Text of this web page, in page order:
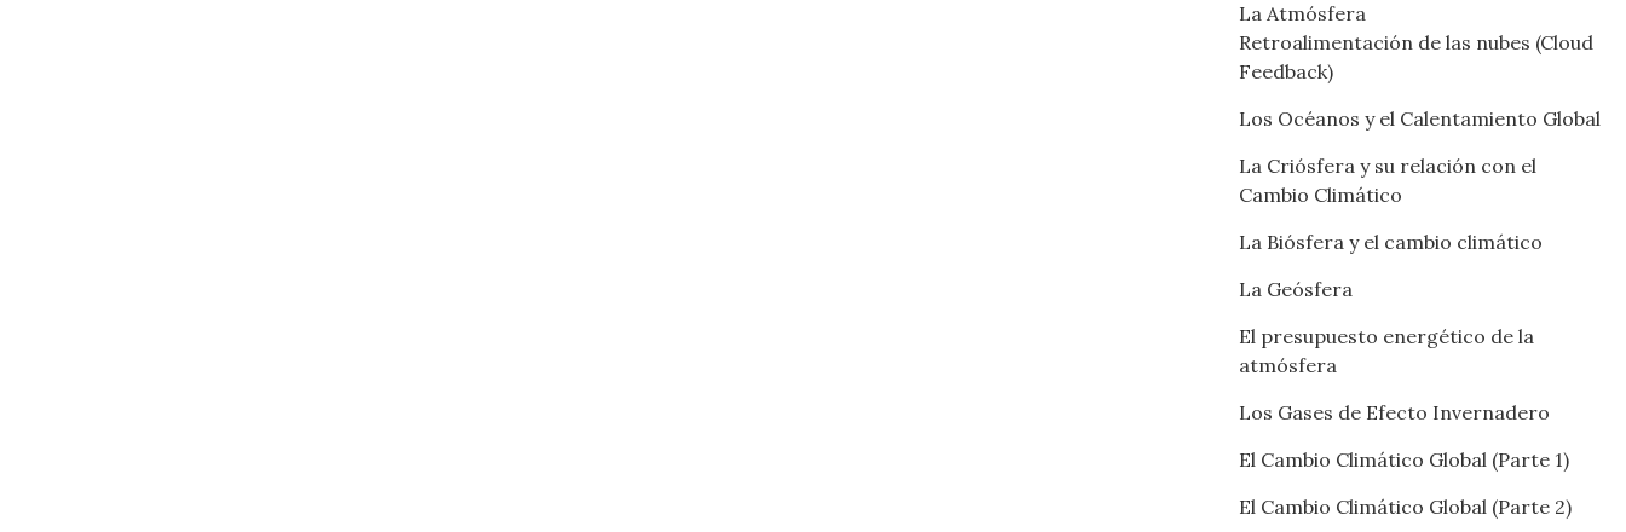
La Atmósfera
Retroalimentación de las nubes (Cloud
Feedback)
Los Océanos y el Calentamiento Global
La Criósfera y su relación con el
Cambio Climático
La Biósfera y el cambio climático
La Geósfera
El presupuesto energético de la
atmósfera
Los Gases de Efecto Invernadero
El Cambio Climático Global (Parte 1)
El Cambio Climático Global (Parte 2)